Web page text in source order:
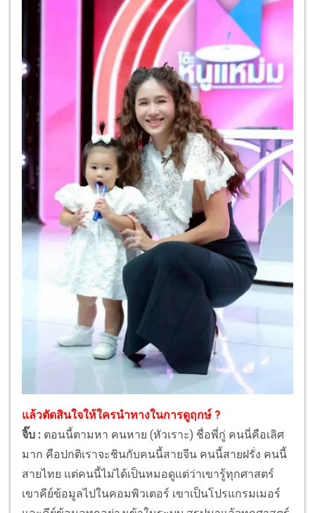
แล้วตัดสินใจให้ใครนำทางในการดูฤกษ์ ?
จิ๊บ : ตอนนี้ตามหา คนหาย (หัวเราะ) ชื่อพี่กู่ คนนี่คือเลิศ
มาก คือปกติเราจะชินกับคนนี้สายจีน คนนี้สายฝรั่ง คนนี้
สายไทย แต่คนนี้ไม่ได้เป็นหมอดูแต่ว่าเขารู้ทุกศาสตร์
เขาคีย์ข้อมูลไปในคอมพิวเตอร์ เขาเป็นโปรแกรมเมอร์